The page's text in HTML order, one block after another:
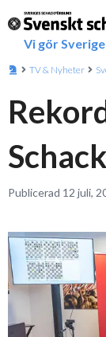
Vi gör
TV & Nyheter
Publicerad 12 juli,